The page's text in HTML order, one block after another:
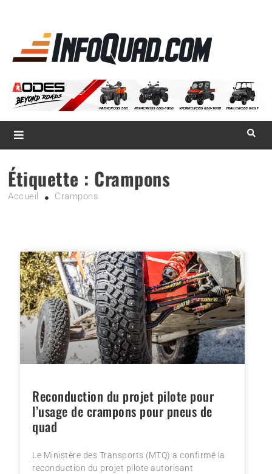
Magazine InfoQuad.com
Étiquette : Crampons
Accueil Crampons
Reconduction du projet pilote pour
l’usage de crampons pour pneus de
quad
Le Ministère des Transports (MTQ) a confirmé la
reconduction du projet pilote autorisant